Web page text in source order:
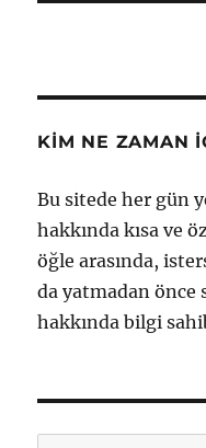
KIM NE ZAMAN
Bu sitede her gün
hakkında kısa ve
öğle arasında,
da yatmadan
hakkında bilgi